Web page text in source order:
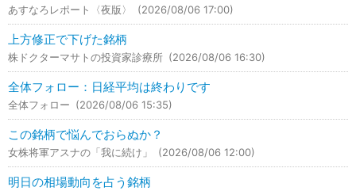
あすなろレポート〈夜版〉 (2026/08/06 17:00)
上方修正で下げた銘柄
株ドクターマサトの投資家診療所 (2026/08/06 16:30)
全体フォロー：日経平均は終わりです
全体フォロー (2026/08/06 15:35)
この銘柄で悩んでおらぬか？
女株将軍アスナの「我に続け」 (2026/08/06 12:00)
明日の相場動向を占う銘柄